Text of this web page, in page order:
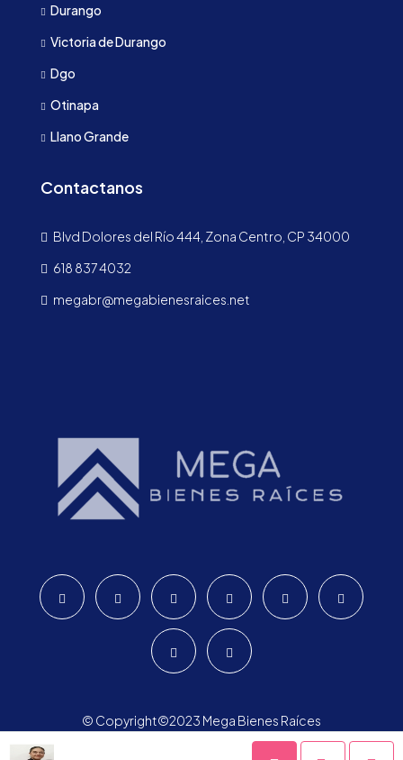
Durango
Victoria de Durango
Dgo
Otinapa
Llano Grande
Contactanos
Blvd Dolores del Río 444, Zona Centro, CP 34000
618 837 4032
megabr@megabienesraices.net
© Copyright©2023 Mega Bienes Raíces